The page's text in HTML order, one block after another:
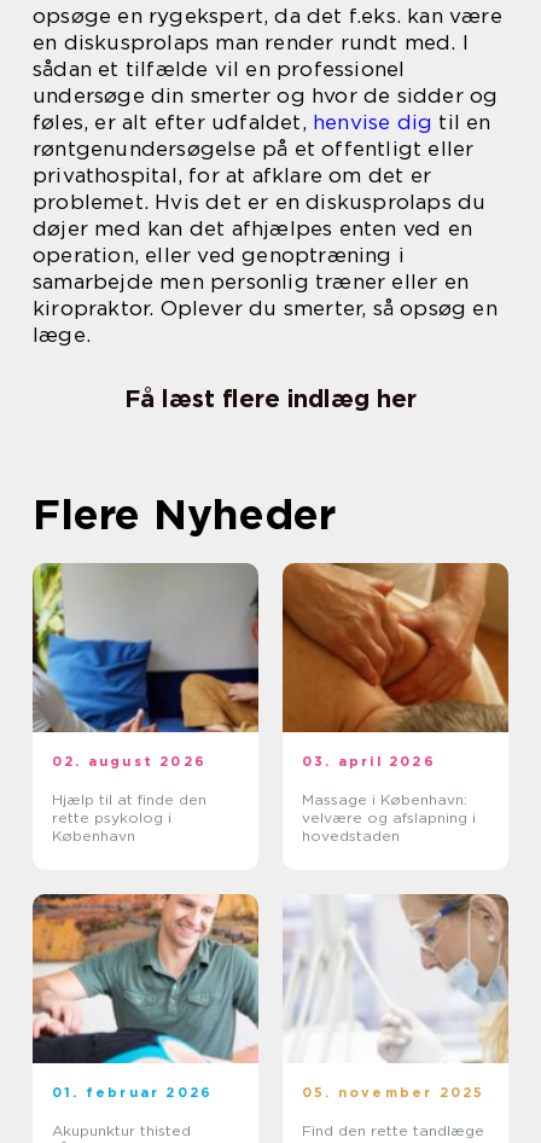
opsøge en rygekspert, da det f.eks. kan være
en diskusprolaps man render rundt med. I
sådan et tilfælde vil en professionel
undersøge din smerter og hvor de sidder og
føles, er alt efter udfaldet, henvise dig til en
røntgenundersøgelse på et offentligt eller
privathospital, for at afklare om det er
problemet. Hvis det er en diskusprolaps du
døjer med kan det afhjælpes enten ved en
operation, eller ved genoptræning i
samarbejde men personlig træner eller en
kiropraktor. Oplever du smerter, så opsøg en
læge.
Få læst flere indlæg her
Flere Nyheder
02. august 2026
Hjælp til at finde den
rette psykolog i
København
03. april 2026
Massage i København:
velvære og afslapning i
hovedstaden
01. februar 2026
Akupunktur thisted
05. november 2025
Find den rette tandlæge